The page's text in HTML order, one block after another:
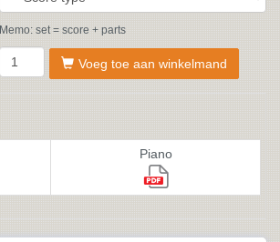
Memo: set = score + parts
Voeg toe aan winkelmand
Piano